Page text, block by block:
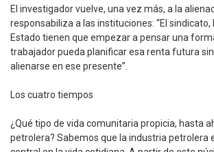
El investigador vuelve, una vez más, a la
responsabiliza a las instituciones: “El sindicato,
Estado tienen que empezar a pensar una
trabajador pueda planificar esa renta futura
alienarse en ese presente”.
Los cuatro tiempos
¿Qué tipo de vida comunitaria propicia, hasta
petrolera? Sabemos que la industria petrolera